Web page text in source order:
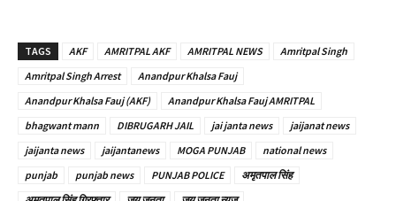
TAGS AKF AMRITPAL AKF AMRITPAL NEWS
Amritpal Singh
Amritpal Singh Arrest
Anandpur Khalsa Fauj
Anandpur Khalsa Fauj (AKF)
Anandpur Khalsa Fauj AMRITPAL
bhagwant mann
DIBRUGARH JAIL jai janta news
jaijanat news
jaijanta news
jaijantanews MOGA PUNJAB
national news
punjab
punjab news PUNJAB POLICE
अमृतपाल सिंह